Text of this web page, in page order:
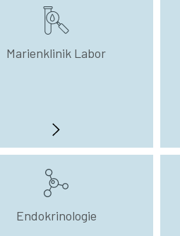
Marienklinik Labor
Endokrinologie